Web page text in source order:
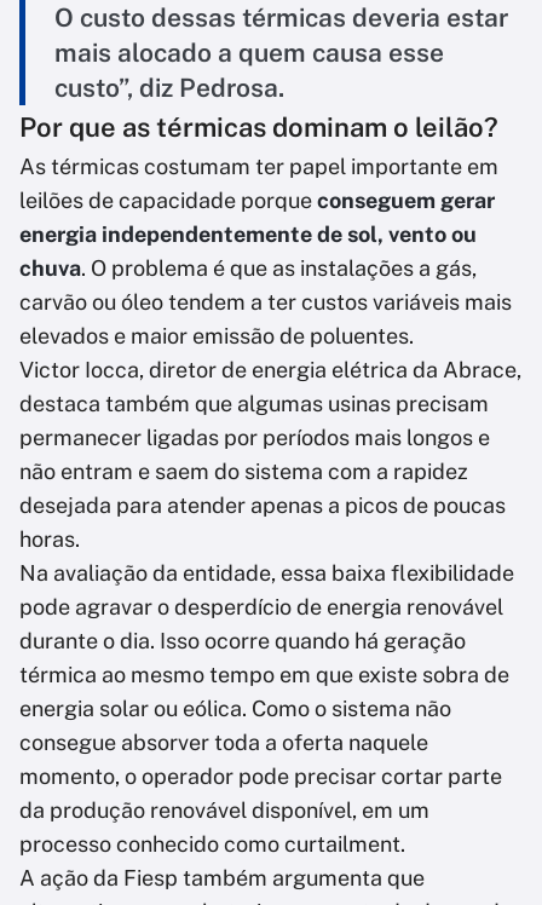
O custo dessas térmicas deveria estar
mais alocado a quem causa esse
custo”, diz Pedrosa.
Por que as térmicas dominam o leilão?
As térmicas costumam ter papel importante em
leilões de capacidade porqueconseguem gerar
energia independentemente de sol, vento ou
chuva. O problema é que as instalações a gás,
carvão ou óleo tendem a ter custos variáveis mais
elevados e maior emissão de poluentes.
Victor Iocca, diretor de energia elétrica da Abrace,
destaca também que algumas usinas precisam
permanecer ligadas por períodos mais longos e
não entram e saem do sistema com a rapidez
desejada para atender apenas a picos de poucas
horas.
Na avaliação da entidade, essa baixa flexibilidade
pode agravar o desperdício de energia renovável
durante o dia. Isso ocorre quando há geração
térmica ao mesmo tempo em que existe sobra de
energia solar ou eólica. Como o sistema não
consegue absorver toda a oferta naquele
momento, o operador pode precisar cortar parte
da produção renovável disponível, em um
processo conhecido como curtailment.
A ação da Fiesp também argumenta que